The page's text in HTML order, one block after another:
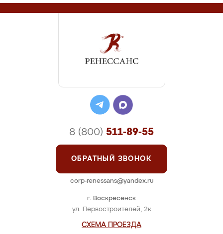
г. Воскресенск
ул. Первостроителей, 2к
СХЕМА ПРОЕЗДА
8 (800) 511-89-55
ОБРАТНЫЙ ЗВОНОК
corp-renessans@yandex.ru